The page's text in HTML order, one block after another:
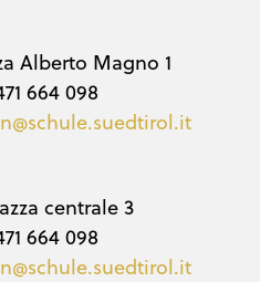
Alberto Magno 1
664 098
centrale 3
664 098